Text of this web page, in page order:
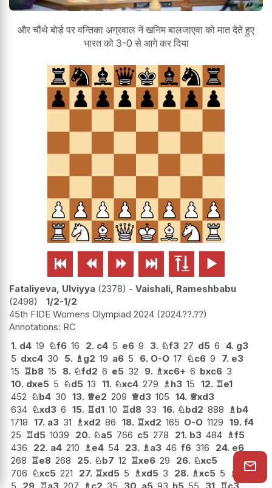
और चौंथे बोर्ड पर वन्तिका अग्रवाल नें खनिम बालजाएवा को मात देते हुए
भारत को 3-0 से आगे कर दिया
     
Fataliyeva, Ulviyya 2378 - Vaishali, Rameshbabu
2498
1/2-1/2
45th FIDE Womens Olympiad 2024 2024.??.??
RC
1. d4 19 ♘f6 16 2. c4 5 e6 9 3. ♘f3 27 d5 6 4. g3
5 dxc4 30 5. ♗ g2 19 a6 5 6. O-O 17 ♘c6 9 7. e3
15 ♖b8 15 8. ♘fd2 6 e5 32 9. ♗xc6+ 6 bxc6 3
10. dxe5 5 ♘d5 13 11. ♘xc4 279 ♗ h3 15 12. ♖e1
452 ♘b4 30 13. ♕e2 209 ♕d3 105 14. ♕xd3
634 ♘xd3 6 15. ♖d1 10 ♖d8 33 16. ♘bd2 888 ♗ b4
1718 17. a3 31 ♗xd2 86 18. ♖xd2 165 O-O 1129 19. f4
25 ♖d5 1039 20. ♘a5 766 c5 278 21. b3 484 ♗f5
436
22. a4 210 ♗ e4 54 23. ♗ a3 46 f6 316 24. e6
268 ♖e8 268 25. ♘b7 12 ♖xe6 29 26. ♘xc5
706 ♘xc5 221 27. ♖xd5 5 ♗xd5 3 28. ♗xc5 5 ♗
xb3
5
29. ♖a3 207 ♗ c2 35 30. a5 93 h5 55 31. ♖c3